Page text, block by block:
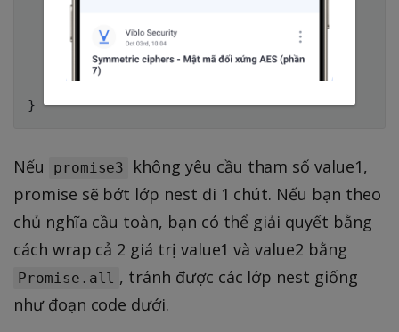
        .then(value2 => {
          // do something
          return promise3(value1, value2)
        })
    })
Nếu promise3
không yêu cầu tham số value1,
promise sẽ bớt lớp nest đi 1 chút. Nếu bạn theo
chủ nghĩa cầu toàn, bạn có thể giải quyết bằng
cách wrap cả 2 giá trị value1 và value2 bằng
Promise.all , tránh được các lớp nest giống
như đoạn code dưới.